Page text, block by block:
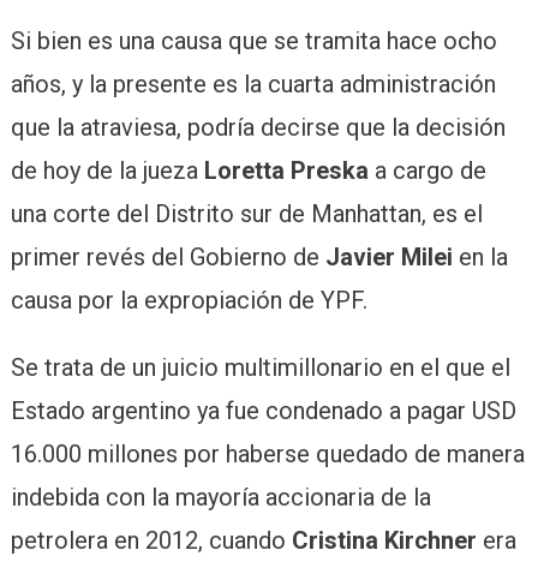
Si bien es una causa que se tramita hace ocho
años, y la presente es la cuarta administración
que la atraviesa, podría decirse que la decisión
de hoy de la jueza Loretta Preska a cargo de
una corte del Distrito sur de Manhattan, es el
primer revés del Gobierno de Javier Milei en la
causa por la expropiación de YPF.
Se trata de un juicio multimillonario en el que el
Estado argentino ya fue condenado a pagar USD
16.000 millones por haberse quedado de manera
indebida con la mayoría accionaria de la
petrolera en 2012, cuando Cristina Kirchner era